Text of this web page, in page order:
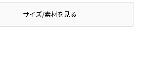
サイズ/素材を見る